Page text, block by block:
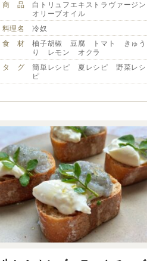
商 品
白トリュフエキストラヴァージン
オリーブオイル
料理名
冷奴
食 材
柚子胡椒 豆腐 トマト きゅう
り レモン オクラ
タ グ
簡単レシピ 夏レシピ 野菜レシ
ピ